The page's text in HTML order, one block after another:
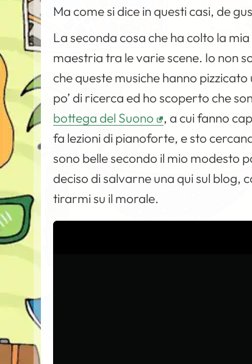
Ma come si dice in questi casi, de
La seconda cosa che ha colto la
maestria tra le varie scene. Io non
che queste musiche hanno
po’ di ricerca ed ho scoperto che
bottega del Suono
, a cui fanno
fa lezioni di pianoforte, e sto
sono belle secondo il mio modesto
deciso di salvarne una qui sul blog,
tirarmi su il morale.
V